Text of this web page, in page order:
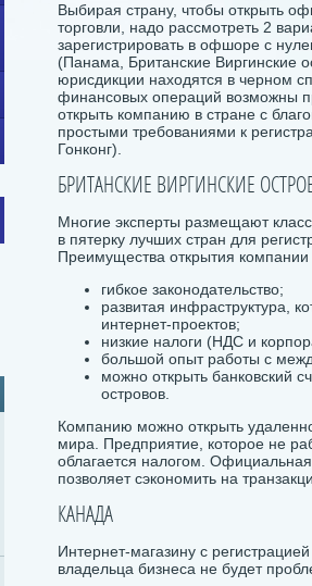
Выбирая страну, чтобы открыть
торговли, надо рассмотреть 2
зарегистрировать в офшоре с
(Панама, Британские Виргинские
юрисдикции находятся в черном
финансовых операций возможны
открыть компанию в стране с
простыми требованиями к
Гонконг).
БРИТАНСКИЕ ВИРГИНСКИЕ
Многие эксперты размещают
в пятерку лучших стран для
Преимущества открытия
гибкое законодательство;
развитая инфраструктура,
интернет-проектов;
низкие налоги (НДС и
большой опыт работы с
можно открыть банковский
островов.
Компанию можно открыть
мира. Предприятие, которое не
облагается налогом.
позволяет сэкономить на
КАНАДА
Интернет-магазину с
владельца бизнеса не будет